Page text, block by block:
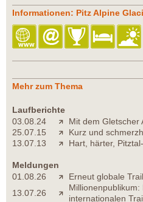
Informationen: Pitz Alpine
Mehr zum Thema
Laufberichte
03.08.24
Mit dem Gletscher
25.07.15
Kurz und
13.07.13
Hart, härter,
Meldungen
01.08.26
Erneut globale
13.07.26
Millionenpublikum:
internationalen